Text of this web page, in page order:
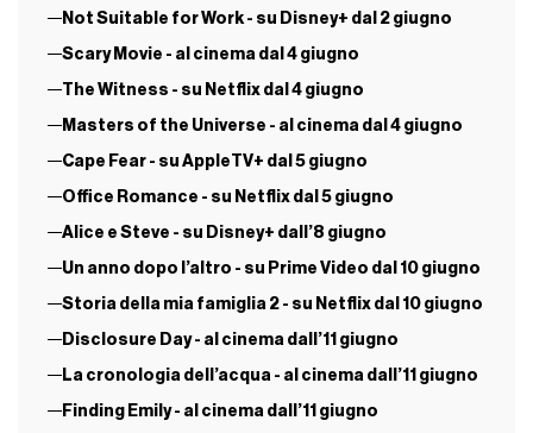
Not Suitable for Work - su Disney+ dal 2 giugno
Scary Movie - al cinema dal 4 giugno
The Witness - su Netflix dal 4 giugno
Masters of the Universe - al cinema dal 4 giugno
Cape Fear - su AppleTV+ dal 5 giugno
Office Romance - su Netflix dal 5 giugno
Alice e Steve - su Disney+ dall’8 giugno
Un anno dopo l’altro - su Prime Video dal 10 giugno
Storia della mia famiglia 2 - su Netflix dal 10 giugno
Disclosure Day - al cinema dall’11 giugno
La cronologia dell’acqua - al cinema dall’11 giugno
Finding Emily - al cinema dall’11 giugno